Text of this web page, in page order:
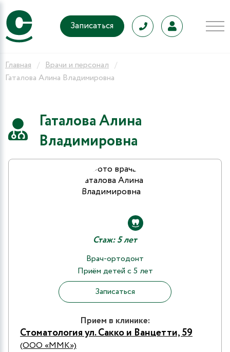
Записаться
Главная
Врачи и персонал
Гаталова Алина Владимировна
Гаталова Алина
Владимировна
Стаж: 5 лет
Врач-ортодонт
Приём детей с 5 лет
Записаться
Прием в клинике:
Стоматология ул. Сакко и Ванцетти, 59
(ООО «ММК»)